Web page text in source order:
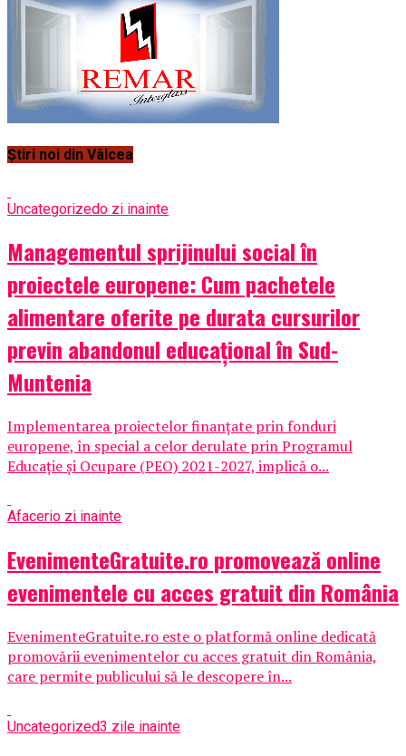
Știri noi din Vâlcea
Uncategorizedo zi inainte
Managementul sprijinului social în
proiectele europene: Cum pachetele
alimentare oferite pe durata cursurilor
previn abandonul educațional în Sud-
Muntenia
Implementarea proiectelor finanțate prin fonduri
europene, în special a celor derulate prin Programul
Educație și Ocupare (PEO) 2021-2027, implică o...
Afacerio zi inainte
EvenimenteGratuite.ro promovează online
evenimentele cu acces gratuit din România
EvenimenteGratuite.ro este o platformă online dedicată
promovării evenimentelor cu acces gratuit din România,
care permite publicului să le descopere în...
Uncategorized3 zile inainte